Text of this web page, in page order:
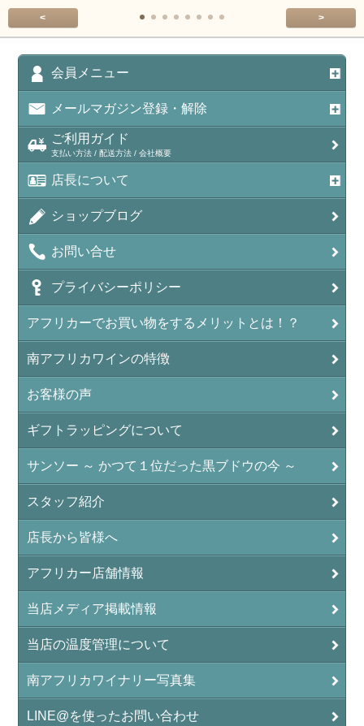
< >
会員メニュー
メールマガジン登録・解除
ご利用ガイド
支払い方法 / 配送方法 / 会社概要
店長について
ショップブログ
お問い合せ
プライバシーポリシー
アフリカーでお買い物をするメリットとは！？
南アフリカワインの特徴
お客様の声
ギフトラッピングについて
サンソー ～ かつて１位だった黒ブドウの今 ～
スタッフ紹介
店長から皆様へ
アフリカー店舗情報
当店メディア掲載情報
当店の温度管理について
南アフリカワイナリー写真集
LINE@を使ったお問い合わせ